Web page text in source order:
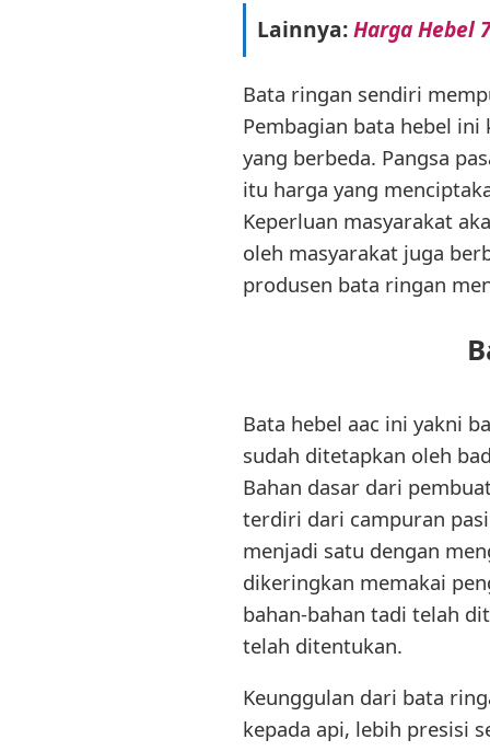
Lainnya:Harga Hebel
Bata ringan sendiri
Pembagian bata hebel
yang berbeda. Pangsa
itu harga yang
Keperluan masyarakat
oleh masyarakat juga
produsen bata ringan
Bata hebel aac ini yakni
sudah ditetapkan oleh
Bahan dasar dari
terdiri dari campuran
menjadi satu dengan
dikeringkan memakai
bahan-bahan tadi telah
telah ditentukan.
Keunggulan dari bata
kepada api, lebih presisi